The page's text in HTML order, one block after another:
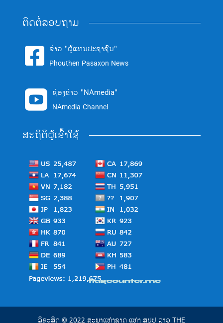
ຕິດຕໍ່ສອບຖາມ
 ຂ່າວ "ຜູ້ແທນປະຊາຊົນ"
Phouthen Pasaxon News
 ຊ່ອງຂ່າວ "NAmedia"
NAmedia Channel
ສະຖິຕິຜູ້ເຂົ້າໃຊ້
ລິຂະສິດ © 2022 ສະພາແຫ່ງຊາດ ແຫ່ງ ສປປ ລາວ THE